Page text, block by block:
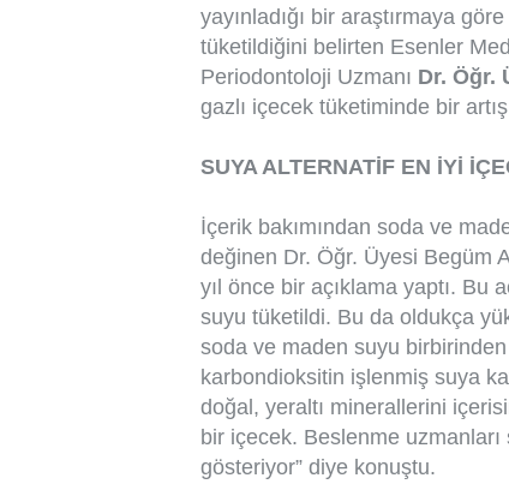
yayınladığı bir araştırmaya
tüketildiğini belirten Esenler
Periodontoloji Uzmanı Dr. Öğr.
gazlı içecek tüketiminde bir
SUYA ALTERNATİF EN İYİ
İçerik bakımından soda ve
değinen Dr. Öğr. Üyesi Begüm
yıl önce bir açıklama yaptı. Bu
suyu tüketildi. Bu da oldukça
soda ve maden suyu
karbondioksitin işlenmiş suya
doğal, yeraltı minerallerini
bir içecek. Beslenme
gösteriyor” diye konuştu.